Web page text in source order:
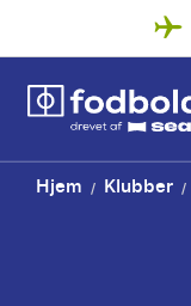
Hjem / Klubber /